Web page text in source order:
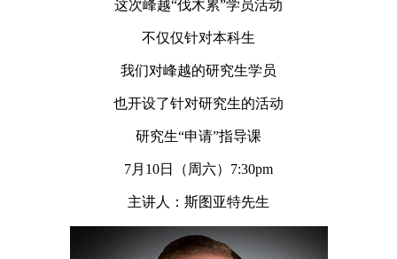
这次峰越“伐木累”学员活动
不仅仅针对本科生
我们对峰越的研究生学员
也开设了针对研究生的活动
研究生“申请”指导课
7月10日（周六）7:30pm
主讲人：斯图亚特先生